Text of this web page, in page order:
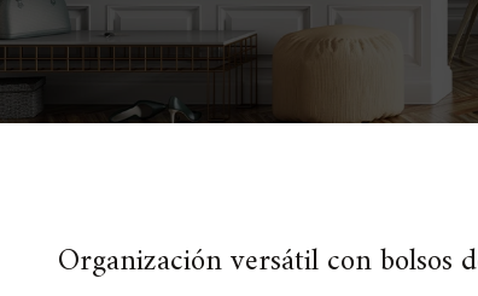
Organización versátil con bolsos